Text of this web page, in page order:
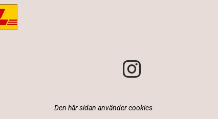
Den här sidan använder cookies